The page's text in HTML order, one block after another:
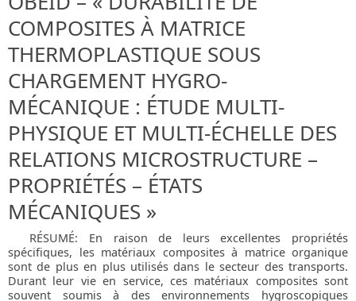
COMPOSITES À MATRICE
THERMOPLASTIQUE SOUS
CHARGEMENT HYGRO-
MÉCANIQUE : ÉTUDE MULTI-
PHYSIQUE ET MULTI-ÉCHELLE DES
RELATIONS MICROSTRUCTURE –
PROPRIÉTÉS – ÉTATS
MÉCANIQUES »
RÉSUMÉ: En raison de leurs excellentes propriétés
spécifiques, les matériaux composites à matrice organique
sont de plus en plus utilisés dans le secteur des transports.
Durant leur vie en service, ces matériaux composites sont
souvent soumis à des environnements hygroscopiques